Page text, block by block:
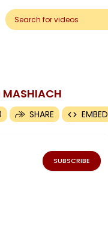
SHARE EMBED
SUBSCRIBE